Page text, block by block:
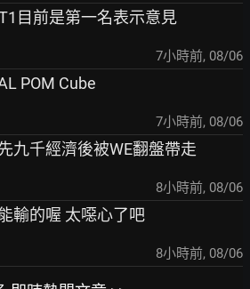
目前是第一名表示意見
7小時前, 08/06
POM Cube
7小時前, 08/06
九千經濟後被WE翻盤帶走
8小時前, 08/06
輸的喔 太噁心了吧
8小時前, 08/06